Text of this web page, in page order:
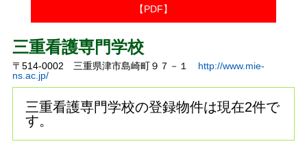
【PDF】
三重看護専門学校
〒514-0002 三重県津市島崎町９７－１ http://www.mie-
ns.ac.jp/
三重看護専門学校の登録物件は現在2件で
す。